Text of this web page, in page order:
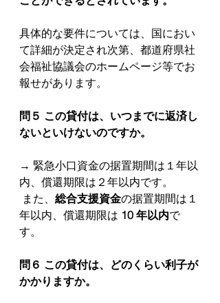
具体的な要件については、国におい
て詳細が決定され次第、都道府県社
会福祉協議会のホームページ等でお
報せがあります。
問５ この貸付は、いつまでに返済し
ないといけないのですか。
→ 緊急小口資金の据置期間は１年以
内、償還期限は２年以内です。
また、 総合支援資金の据置期間は１
年以内、償還期限は 10 年以内で
す。
問６ この貸付は、どのくらい利⼦が
かかりますか。